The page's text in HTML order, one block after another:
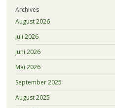
Archives
August 2026
Juli 2026
Juni 2026
Mai 2026
September 2025
August 2025